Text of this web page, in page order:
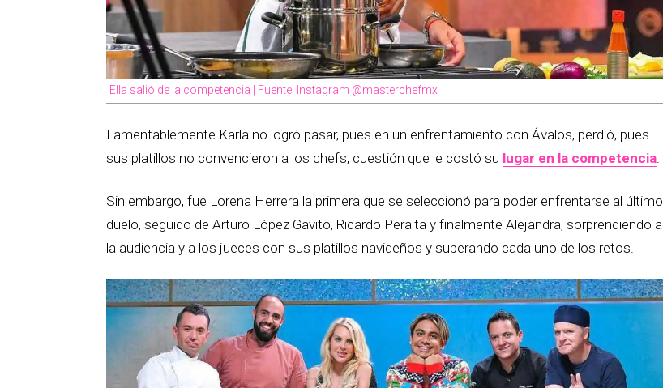
Ella salió de la competencia | Fuente: Instagram @masterchefmx
Lamentablemente Karla no logró pasar, pues en un enfrentamiento con Ávalos, perdió, pues
sus platillos no convencieron a los chefs, cuestión que le costó su lugar en la competencia
Sin embargo, fue Lorena Herrera la primera que se seleccionó para poder enfrentarse al último
duelo, seguido de Arturo López Gavito, Ricardo Peralta y finalmente Alejandra, sorprendiendo a
la audiencia y a los jueces con sus platillos navideños y superando cada uno de los retos.